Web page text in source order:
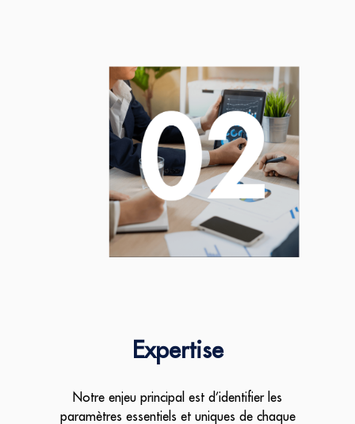
Expertise
Notre enjeu principal est d’identifier les
paramètres essentiels et uniques de chaque